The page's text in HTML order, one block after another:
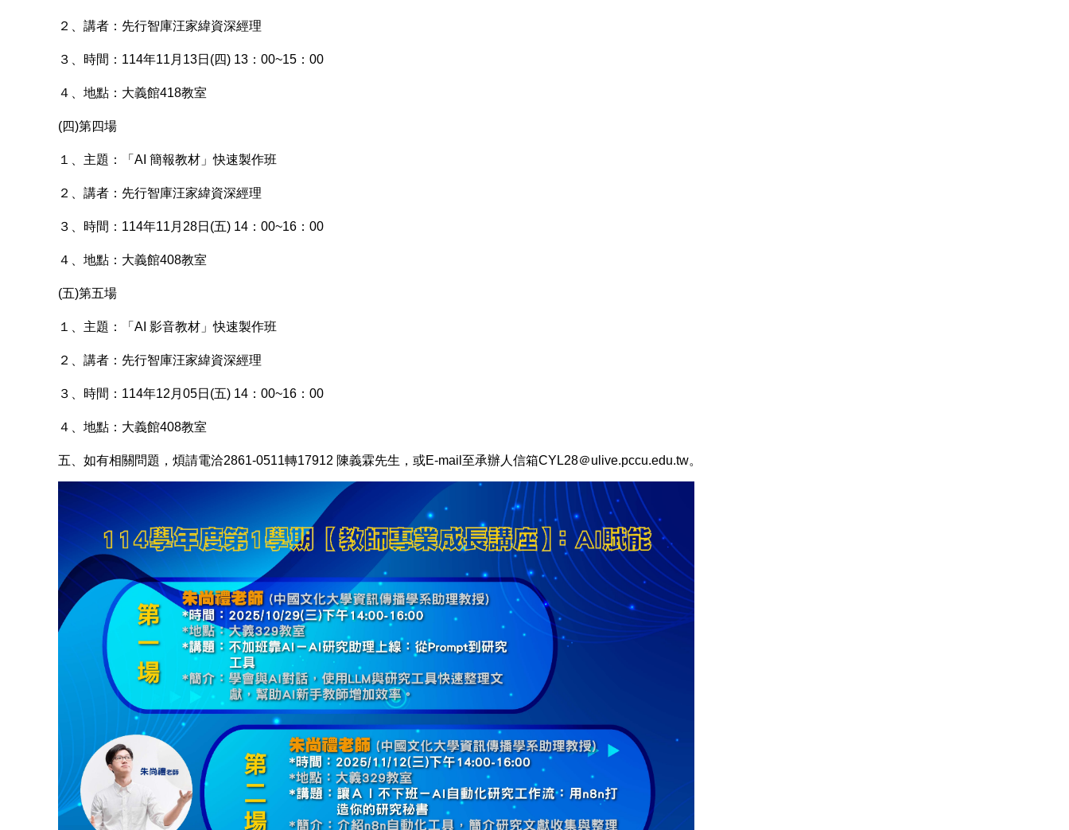
２、講者：先行智庫汪家緯資深經理
３、時間：114年11月13日(四) 13：00~15：00
４、地點：大義館418教室
(四)第四場
１、主題：「AI 簡報教材」快速製作班
２、講者：先行智庫汪家緯資深經理
３、時間：114年11月28日(五) 14：00~16：00
４、地點：大義館408教室
(五)第五場
１、主題：「AI 影音教材」快速製作班
２、講者：先行智庫汪家緯資深經理
３、時間：114年12月05日(五) 14：00~16：00
４、地點：大義館408教室
五、如有相關問題，煩請電洽2861-0511轉17912 陳義霖先生，或E-mail至承辦人信箱CYL28＠ulive.pccu.edu.tw。